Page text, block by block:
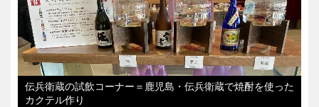
伝兵衛蔵の試飲コーナー＝鹿児島・伝兵衛蔵で焼酎を使った
カクテル作り